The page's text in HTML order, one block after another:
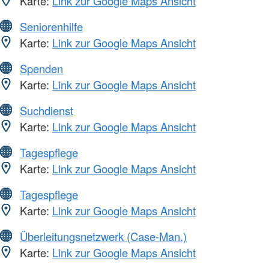
Seniorenhilfe
Karte: Link zur Google Maps Ansicht
Spenden
Karte: Link zur Google Maps Ansicht
Suchdienst
Karte: Link zur Google Maps Ansicht
Tagespflege
Karte: Link zur Google Maps Ansicht
Tagespflege
Karte: Link zur Google Maps Ansicht
Überleitungsnetzwerk (Case-Man.)
Karte: Link zur Google Maps Ansicht